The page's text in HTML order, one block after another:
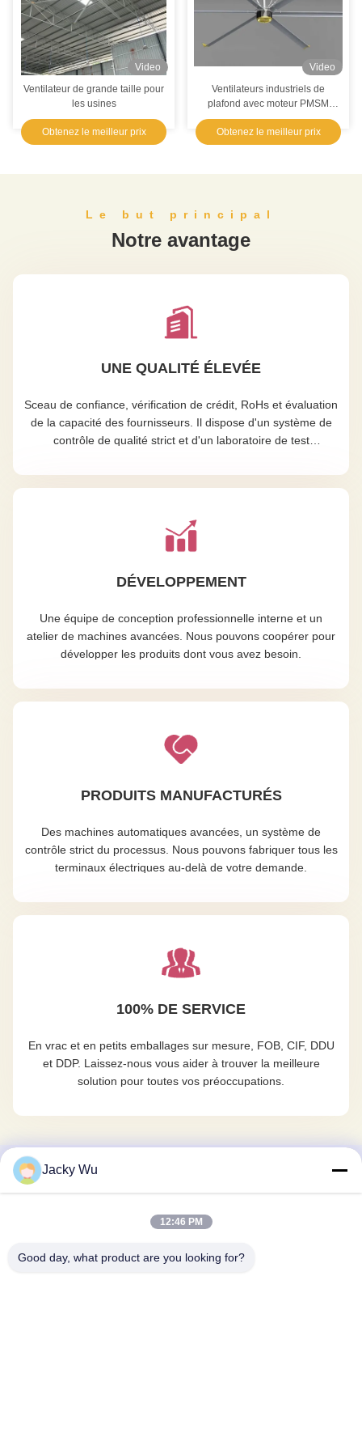
atelier fan à fort débit et à vitesse réduite de Pmsm d'entrepôt d'industrie de 18ft de plafond pour la ventilation
Video
Ventilateur de grande taille pour
les usines
Obtenez le meilleur prix
Video
Ventilateurs industriels de
plafond avec moteur PMSM
économe en énergie et
ventilateur de plafond en lame
d'alliage AlMg
Obtenez le meilleur prix
Le but principal
Notre avantage
UNE QUALITÉ ÉLEVÉE
Sceau de confiance, vérification de crédit, RoHs et évaluation
de la capacité des fournisseurs. Il dispose d'un système de
contrôle de qualité strict et d'un laboratoire de test
DÉVELOPPEMENT
Une équipe de conception professionnelle interne et un
atelier de machines avancées. Nous pouvons coopérer pour
développer les produits dont vous avez besoin.
PRODUITS MANUFACTURÉS
Des machines automatiques avancées, un système de
contrôle strict du processus. Nous pouvons fabriquer tous les
terminaux électriques au-delà de votre demande.
100% DE SERVICE
En vrac et en petits emballages sur mesure, FOB, CIF, DDU
et DDP. Laissez-nous vous aider à trouver la meilleure
solution pour toutes vos préoccupations.
Contactez rapidement
de Juneng, n°117, rue Nansan, zone de développement
Jacky Wu
12:46 PM
Good day, what product are you looking for?